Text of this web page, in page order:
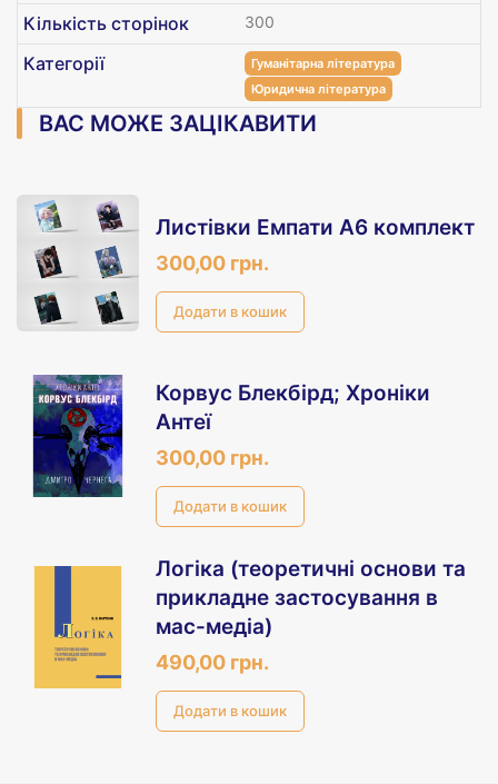
Кількість сторінок 300
Категорії
Гуманітарна література
Юридична література
ВАС МОЖЕ ЗАЦІКАВИТИ
Листівки Емпати А6 комплект
300,00 грн.
Корвус Блекбірд; Хроніки
Антеї
300,00 грн.
Логіка (теоретичні основи та
прикладне застосування в
мас-медіа)
490,00 грн.